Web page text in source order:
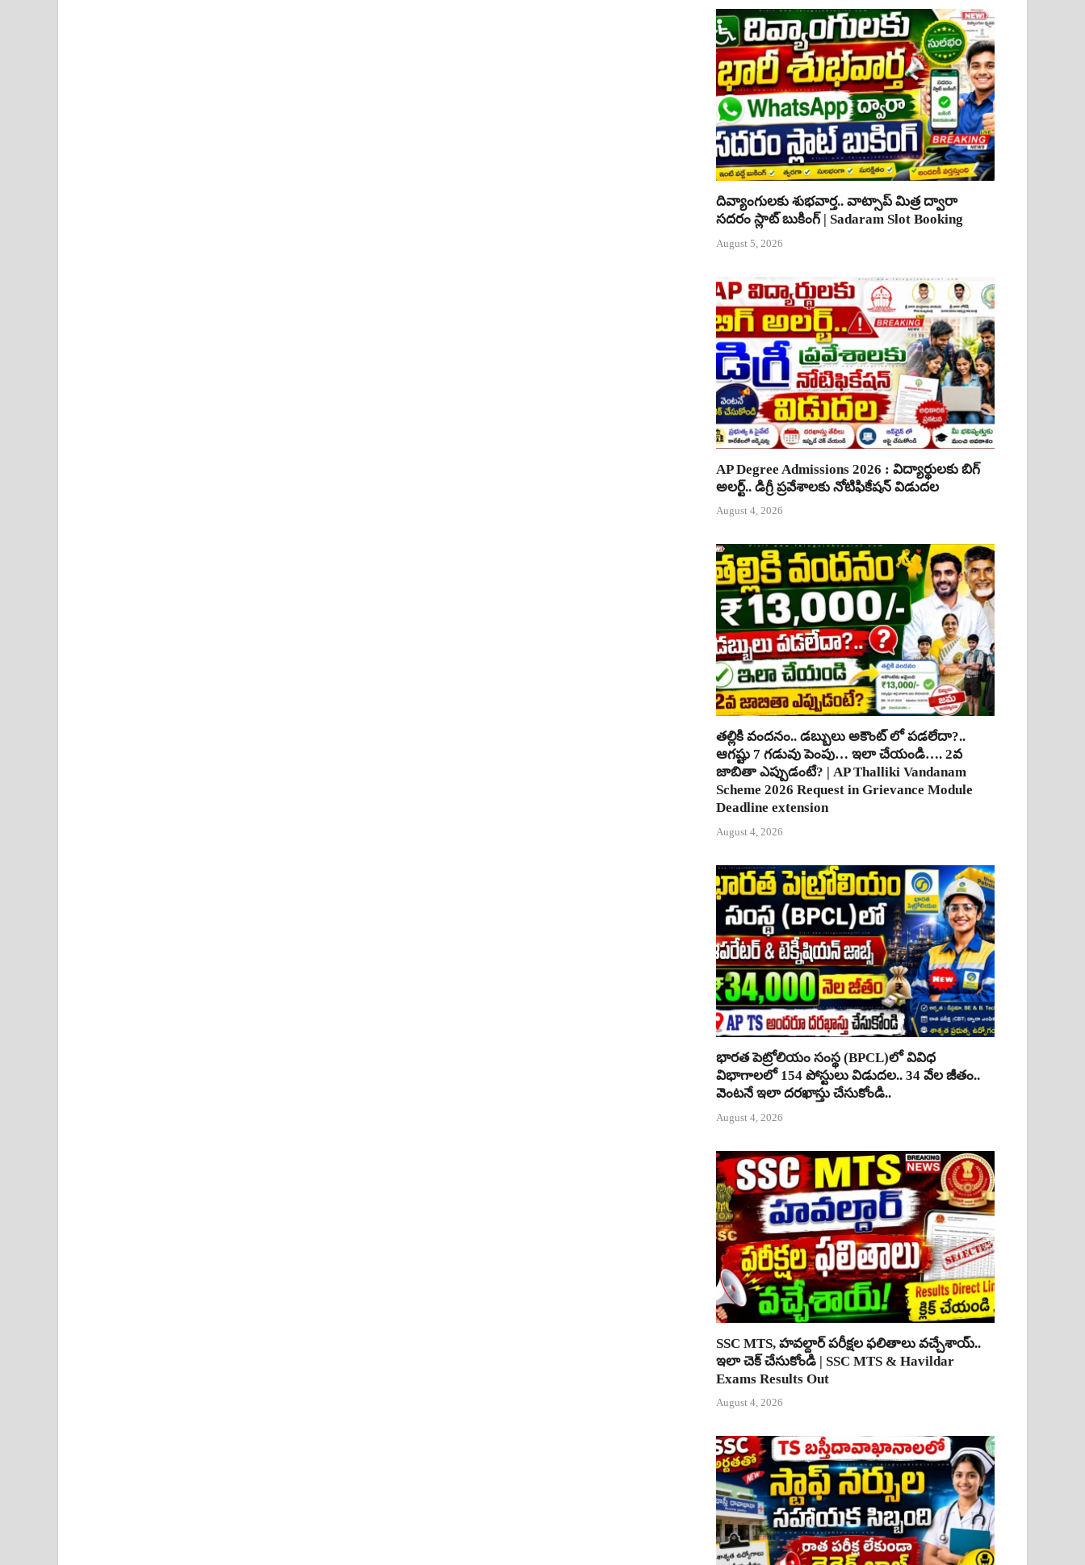
దివ్యాంగులకు శుభవార్త.. వాట్సాప్ మిత్ర ద్వారా
సదరం స్లాట్ బుకింగ్ | Sadaram Slot Booking
August 5, 2026
AP Degree Admissions 2026 : విద్యార్థులకు బిగ్
అలర్ట్.. డిగ్రీ ప్రవేశాలకు నోటిఫికేషన్ విడుదల
August 4, 2026
తల్లికి వందనం.. డబ్బులు అకౌంట్ లో పడలేదా?..
ఆగష్టు 7 గడువు పెంపు… ఇలా చేయండి…. 2వ
జాబితా ఎప్పుడంటే? | AP Thalliki Vandanam
Scheme 2026 Request in Grievance Module
Deadline extension
August 4, 2026
భారత పెట్రోలియం సంస్థ (BPCL)లో వివిధ
విభాగాలలో 154 పోస్టులు విడుదల.. 34 వేల జీతం..
వెంటనే ఇలా దరఖాస్తు చేసుకోండి..
August 4, 2026
SSC MTS, హవల్దార్ పరీక్షల ఫలితాలు వచ్చేశాయ్..
ఇలా చెక్ చేసుకోండి | SSC MTS & Havildar
Exams Results Out
August 4, 2026